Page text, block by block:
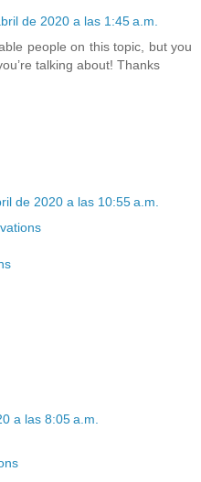
de 2020 a las 1:45 a.m.
people on this topic, but you
talking about! Thanks
de 2020 a las 10:55 a.m.
a las 8:05 a.m.